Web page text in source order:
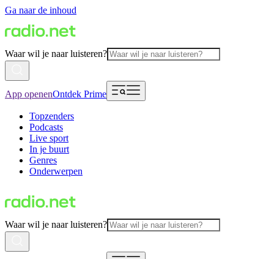
Ga naar de inhoud
Waar wil je naar luisteren?
App openenOntdek Prime
Topzenders
Podcasts
Live sport
In je buurt
Genres
Onderwerpen
Waar wil je naar luisteren?